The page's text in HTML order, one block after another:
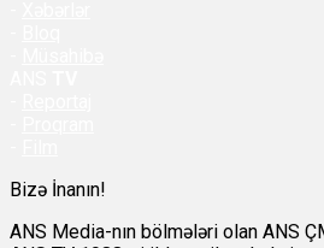
Bizə İnanın!
ANS Media-nın bölmələri olan ANS